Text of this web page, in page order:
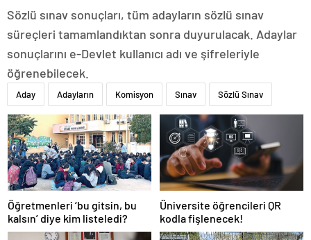
Sözlü sınav sonuçları, tüm adayların sözlü sınav
süreçleri tamamlandıktan sonra duyurulacak. Adaylar
sonuçlarını e-Devlet kullanıcı adı ve şifreleriyle
öğrenebilecek.
Aday Adayların Komisyon Sınav Sözlü Sınav
Öğretmenleri ‘bu gitsin, bu
kalsın’ diye kim listeledi?
Üniversite öğrencileri QR
kodla fişlenecek!